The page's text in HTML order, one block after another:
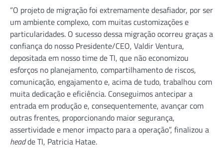
“O projeto de migração foi extremamente desafiador, por ser
um ambiente complexo, com muitas customizações e
particularidades. O sucesso dessa migração ocorreu graças a
confiança do nosso Presidente/CEO, Valdir Ventura,
depositada em nosso time de TI, que não economizou
esforços no planejamento, compartilhamento de riscos,
comunicação, engajamento e, acima de tudo, trabalhou com
muita dedicação e eficiência. Conseguimos antecipar a
entrada em produção e, consequentemente, avançar com
outras frentes, proporcionando maior segurança,
assertividade e menor impacto para a operação”, finalizou a
headde TI, Patricia Hatae.